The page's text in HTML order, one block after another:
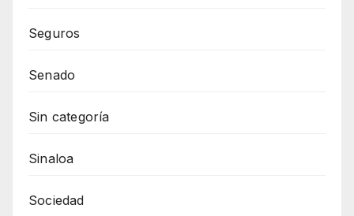
Seguros
Senado
Sin categoría
Sinaloa
Sociedad